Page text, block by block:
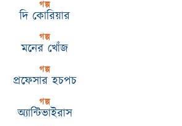
গল্প
দি কোরিয়ার
গল্প
মনের খোঁজ
গল্প
প্রফেসার হচপচ
গল্প
অ্যান্টিভাইরাস